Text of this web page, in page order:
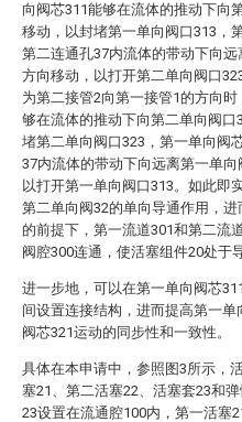
向阀芯311能够在流体的推动下向
移动，以封堵第一单向阀口313，
第二连通孔37内流体的带动下向
方向移动，以打开第二单向阀口
为第二接管2向第一接管1的方向
够在流体的推动下向第二单向阀口
堵第二单向阀口323，第一单向阀
37内流体的带动下向远离第一单向
以打开第一单向阀口313。如此即
第二单向阀32的单向导通作用，
的前提下，第一流道301和第二流
阀腔300连通，使活塞组件20处于
进一步地，可以在第一单向阀芯
间设置连接结构，进而提高第一单
阀芯321运动的同步性和一致性。
具体在本申请中，参照图3所示，
塞21、第二活塞22、活塞套23和
23设置在流通腔100内，第一活塞